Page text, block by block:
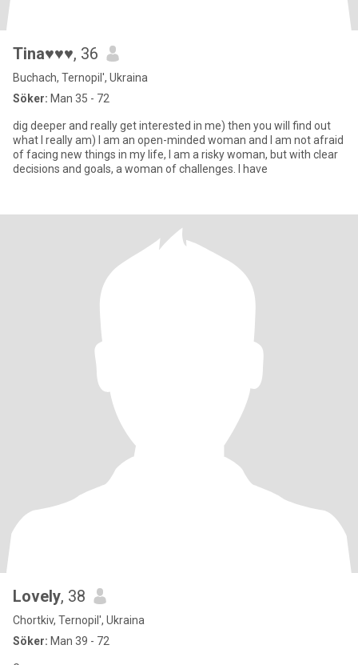
Tina♥♥♥, 36
Buchach, Ternopil', Ukraina
Söker: Man 35 - 72
dig deeper and really get interested in me) then you will find out
what I really am) I am an open-minded woman and I am not afraid
of facing new things in my life, I am a risky woman, but with clear
decisions and goals, a woman of challenges. I have
Lovely, 38
Chortkiv, Ternopil', Ukraina
Söker: Man 39 - 72